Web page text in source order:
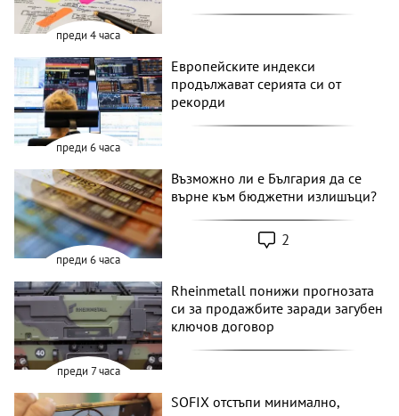
преди 4 часа
преди 6 часа
Европейските индекси
продължават серията си от
рекорди
преди 6 часа
Възможно ли е България да се
върне към бюджетни излишъци?
2
преди 7 часа
Rheinmetall понижи прогнозата
си за продажбите заради загубен
ключов договор
SOFIX отстъпи минимално,